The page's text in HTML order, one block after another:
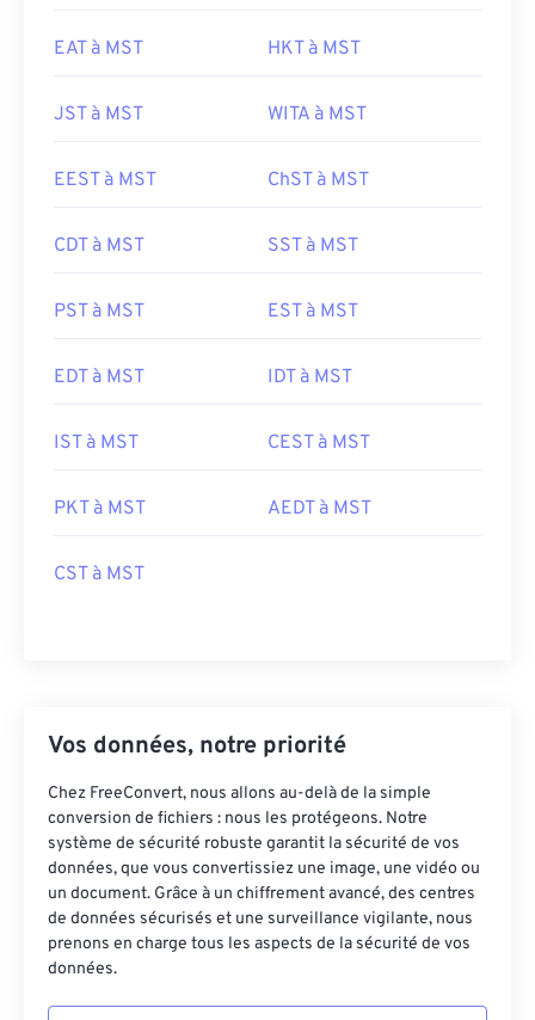
EAT à MST HKT à MST
JST à MST WITA à MST
EEST à MST ChST à MST
CDT à MST SST à MST
PST à MST EST à MST
EDT à MST IDT à MST
IST à MST CEST à MST
PKT à MST AEDT à MST
CST à MST
Vos données, notre priorité
Chez FreeConvert, nous allons au-delà de la simple
conversion de fichiers : nous les protégeons. Notre
système de sécurité robuste garantit la sécurité de vos
données, que vous convertissiez une image, une vidéo ou
un document. Grâce à un chiffrement avancé, des centres
de données sécurisés et une surveillance vigilante, nous
prenons en charge tous les aspects de la sécurité de vos
données.